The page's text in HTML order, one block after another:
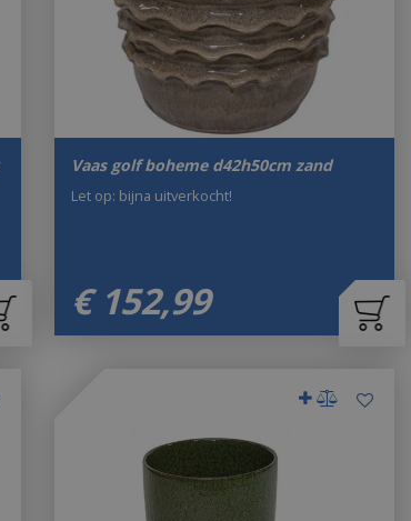
Vaas golf boheme d42h50cm zand
€ 152,99
Let op: bijna uitverkocht!